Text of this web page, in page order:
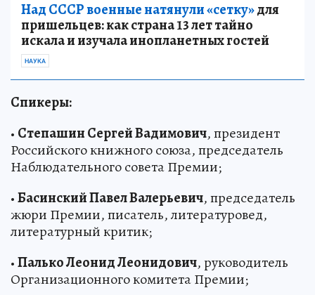
Над СССР военные натянули «сетку»для
пришельцев: как страна 13 лет тайно
искала и изучала инопланетных гостей
НАУКА
Спикеры:
• Степашин Сергей Вадимович, президент
Российского книжного союза, председатель
Наблюдательного совета Премии;
•Басинский Павел Валерьевич, председатель
жюри Премии, писатель, литературовед,
литературный критик;
•Палько Леонид Леонидович, руководитель
Организационного комитета Премии;